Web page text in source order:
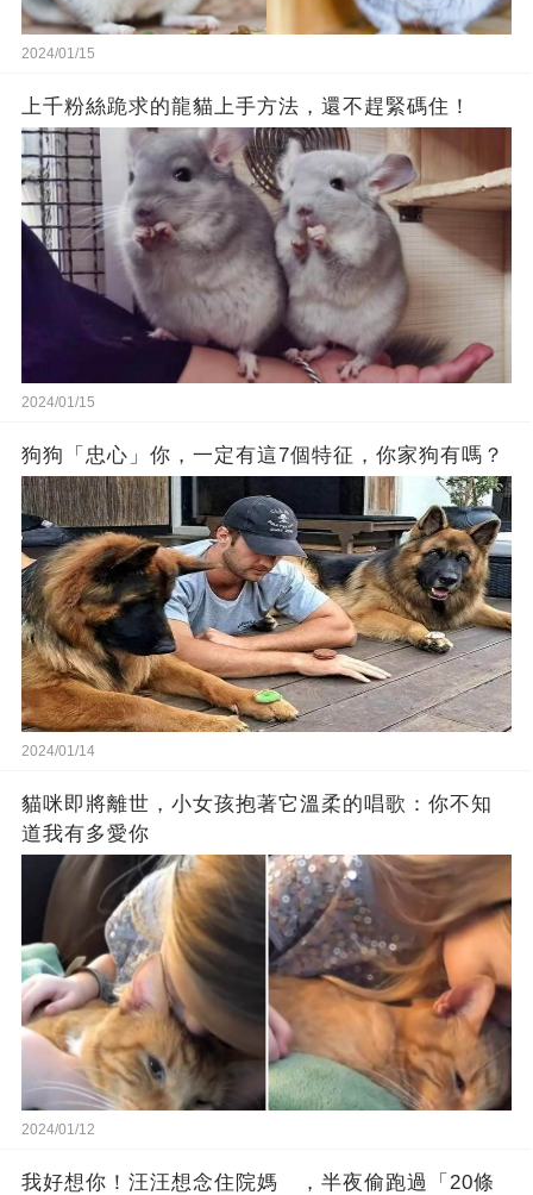
2024/01/15
上千粉絲跪求的龍貓上手方法，還不趕緊碼住！
2024/01/15
狗狗「忠心」你，一定有這7個特征，你家狗有嗎？
2024/01/14
貓咪即將離世，小女孩抱著它溫柔的唱歌：你不知
道我有多愛你
2024/01/12
我好想你！汪汪想念住院媽 ，半夜偷跑過「20條